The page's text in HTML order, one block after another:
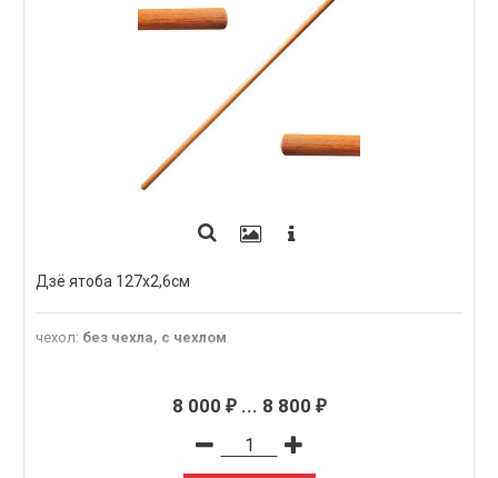
Дзё ятоба 127х2,6см
чехол: без чехла, с чехлом
8 000 ₽... 8 800 ₽